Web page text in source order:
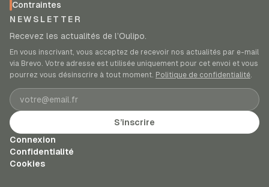
Contraintes
NEWSLETTER
Recevez les actualités de l’Oulipo.
En vous inscrivant, vous acceptez de recevoir nos actualités par e-mail
via Brevo. Votre adresse est utilisée uniquement pour cet envoi et vous
pourrez vous désinscrire à tout moment. Politique de confidentialité.
Adresse e-mail
S’inscrire
Connexion
Confidentialité
Cookies